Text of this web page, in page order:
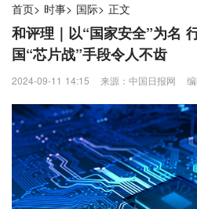
首页> 时事> 国际> 正文
和评理｜以“国家安全”为名
国“芯片战”手段令人不齿
2024-09-11 14:15 来源：中国日报网